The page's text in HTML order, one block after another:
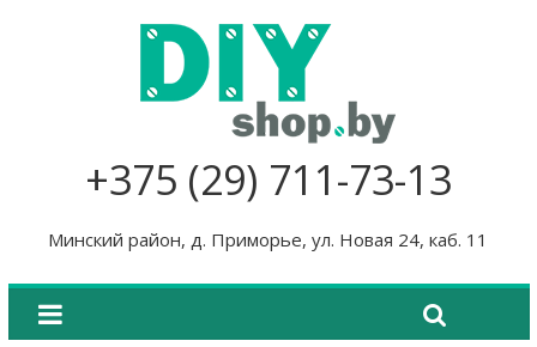
+375 (29) 711-73-13
Минский район, д. Приморье, ул. Новая 24, каб. 11